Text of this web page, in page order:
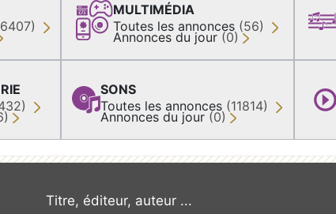
MULTIMÉDIA
Toutes les annonces (56)
Annonces du jour (0)
SONS
Toutes les annonces (11814)
Annonces du jour (0)
recherche par mot clé